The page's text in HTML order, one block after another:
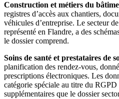
Construction et métiers du
registres d’accès aux chantiers,
véhicules d’entreprise. Le secteur
représenté en Flandre, a des
le dossier comprend.
Soins de santé et prestataires de
planification des rendez-vous,
prescriptions électroniques. Les
catégorie spéciale au titre du RGPD
supplémentaires que le dossier